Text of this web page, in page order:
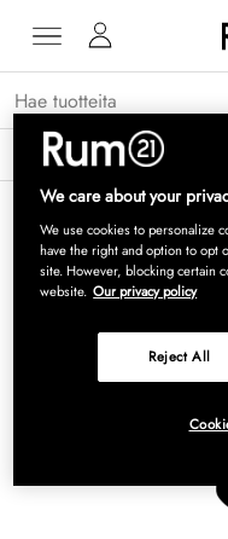
Saat 15 % alennusta
We care about your
We use cookies to personalize
have the right and option to opt
site. However, blocking certain
website. Our privacy policy
Reject All